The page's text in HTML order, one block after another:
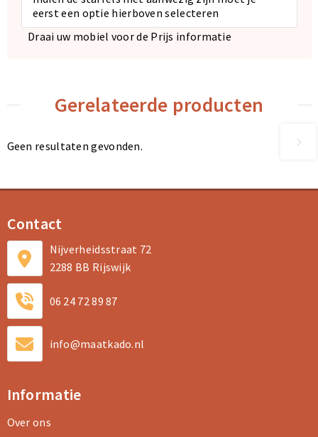
eerst een optie hierboven selecteren
Draai uw mobiel voor de Prijs informatie
Gerelateerde producten
Geen resultaten gevonden.
Contact
Nijverheidsstraat 72
2288 BB Rijswijk
06 24 72 89 87
info@maatkado.nl
Informatie
Over ons